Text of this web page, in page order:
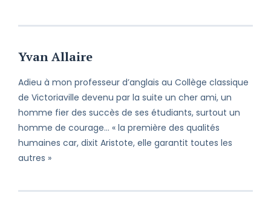
Yvan Allaire
Adieu à mon professeur d’anglais au Collège classique
de Victoriaville devenu par la suite un cher ami, un
homme fier des succès de ses étudiants, surtout un
homme de courage… « la première des qualités
humaines car, dixit Aristote, elle garantit toutes les
autres »